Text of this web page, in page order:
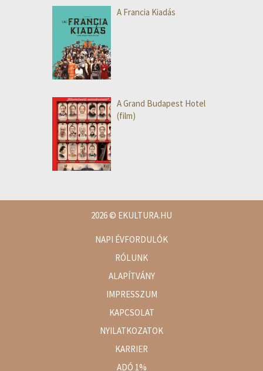
A Francia Kiadás
A Grand Budapest Hotel
(film)
2026© EKULTURA.HU
NAPI ÉVFORDULÓK
RÓLUNK
ALAPÍTVÁNY
IMPRESSZUM
KAPCSOLAT
NYILATKOZATOK
KARRIER
ADÓ 1%